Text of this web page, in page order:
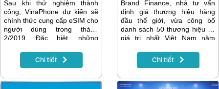
Sau khi thử nghiệm thành
công, VinaPhone dự kiến sẽ
chính thức cung cấp eSIM cho
người dùng trong tháng
2/2019. Đặc biệt, những
dụng eSIM có thể đặt trước
online ngay từ hôm nay để
nhất. Hiện VinaPhone là nhà
Chi tiết
Brand Finance, nhà tư vấn
định giá thương hiệu hàng
đầu thế giới, vừa công bố
danh sách 50 thương hiệu có
giá trị nhất Việt Nam năm
trong Top 3 thương hiệu có
giá trị nhất Việt Nam.
Chi tiết